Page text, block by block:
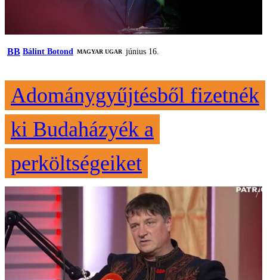
BB Bálint Botond MAGYAR UGAR június 16.
Adománygyűjtésből fizetnék
ki Budaházyék a
perköltségeiket